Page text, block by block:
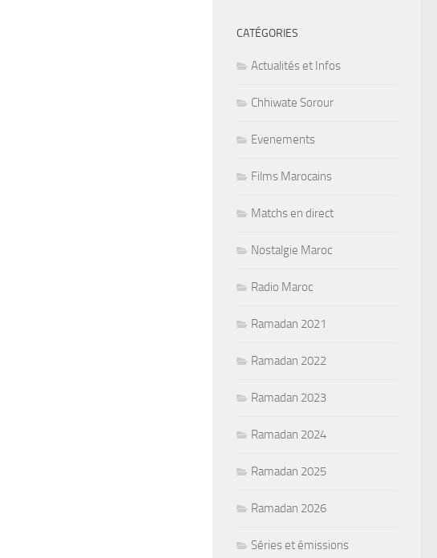
CATÉGORIES
Actualités et Infos
Chhiwate Sorour
Evenements
Films Marocains
Matchs en direct
Nostalgie Maroc
Radio Maroc
Ramadan 2021
Ramadan 2022
Ramadan 2023
Ramadan 2024
Ramadan 2025
Ramadan 2026
Séries et émissions